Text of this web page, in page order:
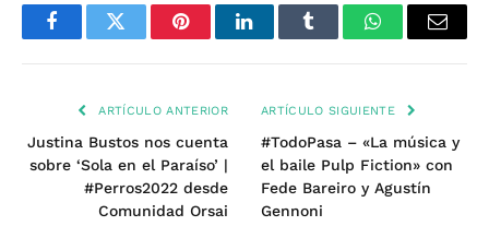
FacebookTwitter PinterestLinkedInTumblr WhatsAppEmail
ARTÍCULO ANTERIOR
Justina Bustos nos cuenta
sobre ‘Sola en el Paraíso’ |
#Perros2022 desde
Comunidad Orsai
ARTÍCULO SIGUIENTE
#TodoPasa – «La música y
el baile Pulp Fiction» con
Fede Bareiro y Agustín
Gennoni